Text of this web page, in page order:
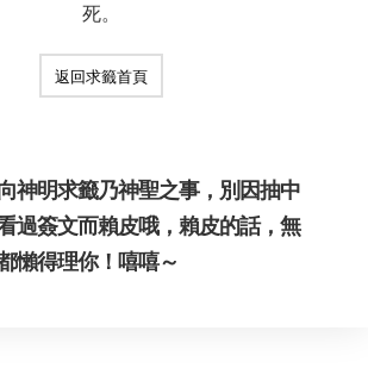
死。
返回求籤首頁
神明求籤乃神聖之事，別因抽中
過簽文而賴皮哦，賴皮的話，無
懶得理你！嘻嘻～